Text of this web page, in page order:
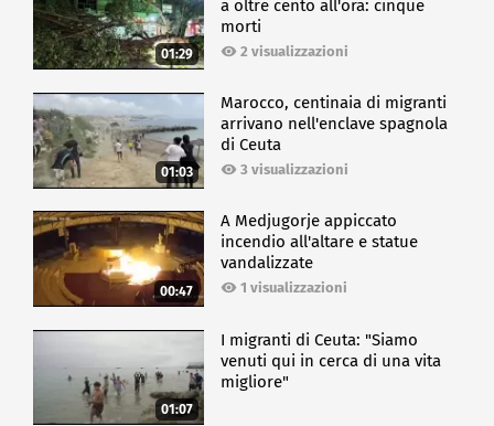
01:29
a oltre cento all'ora: cinque
morti
2 visualizzazioni
01:03
Marocco, centinaia di migranti
arrivano nell'enclave spagnola
di Ceuta
3 visualizzazioni
00:47
A Medjugorje appiccato
incendio all'altare e statue
vandalizzate
1 visualizzazioni
01:07
I migranti di Ceuta: "Siamo
venuti qui in cerca di una vita
migliore"